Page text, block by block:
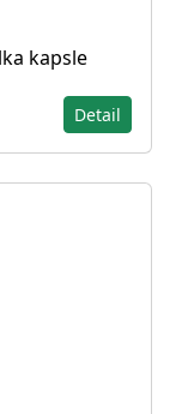
kapsle
Detail